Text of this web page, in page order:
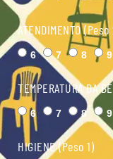
ATENDIMENTO (Peso
6 7 8 9
TEMPERATURA DA
6 7 8 9
HIGIENE (Peso 1)